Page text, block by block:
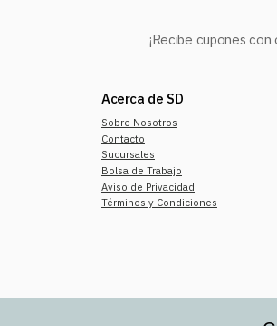
¡Recibe cupones
Acerca de SD
Sobre Nosotros
Contacto
Sucursales
Bolsa de Trabajo
Aviso de Privacidad
Términos y Condiciones